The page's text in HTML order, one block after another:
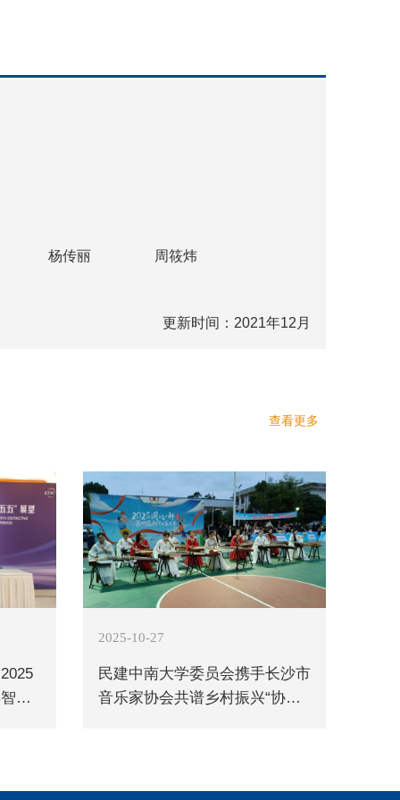
治协商制度、发展社会主义民主和法制建设、巩固
化。坚决反对“台独”分裂活动，维护两岸关系和平
合作，增进相互了解，协助政府引进资金、技术和
杨传丽
周筱炜
更新时间：2021年12月
查看更多
库
2025-10-27
民建中南大学委员会携手长沙市
音乐家协会共谱乡村振兴“协作